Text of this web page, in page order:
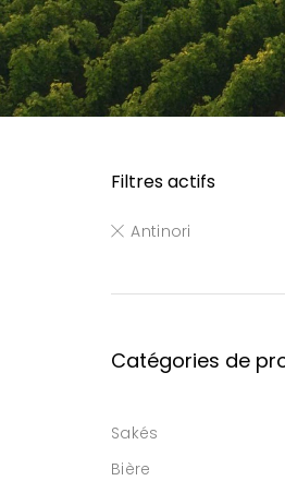
Filtres actifs
Antinori
Catégories de
Sakés
Bière